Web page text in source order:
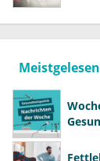
Meistgelesen